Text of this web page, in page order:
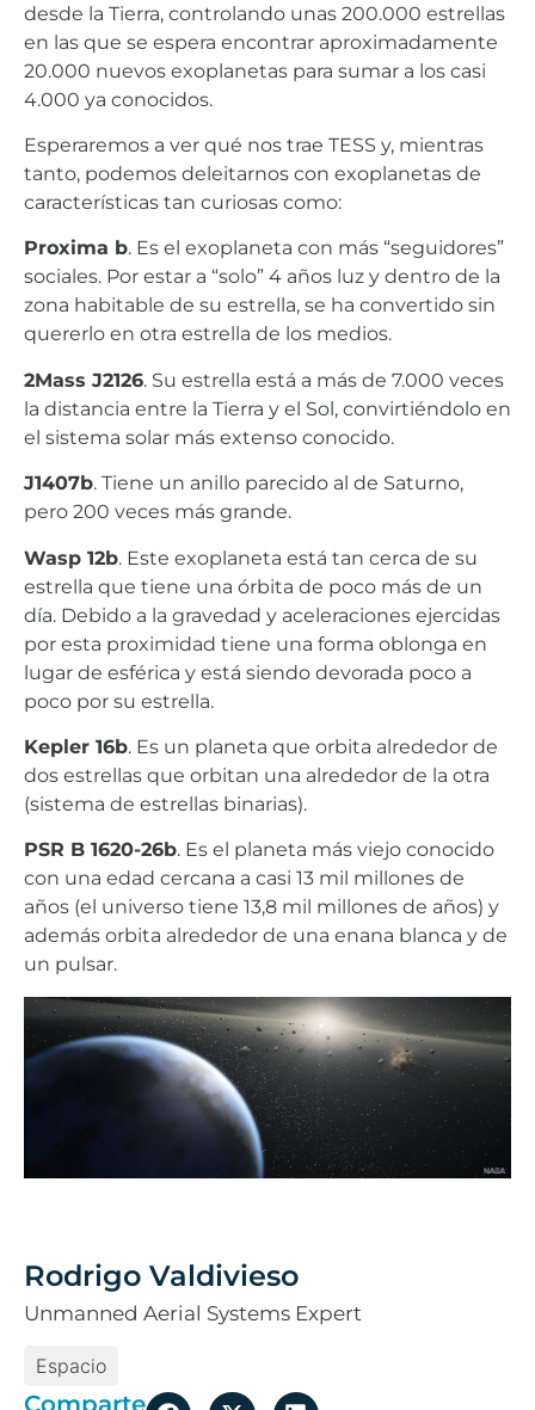
desde la Tierra, controlando unas 200.000 estrellas
en las que se espera encontrar aproximadamente
20.000 nuevos exoplanetas para sumar a los casi
4.000 ya conocidos.
Esperaremos a ver qué nos trae TESS y, mientras
tanto, podemos deleitarnos con exoplanetas de
características tan curiosas como:
Proxima b. Es el exoplaneta con más “seguidores”
sociales. Por estar a “solo” 4 años luz y dentro de la
zona habitable de su estrella, se ha convertido sin
quererlo en otra estrella de los medios.
2Mass J2126. Su estrella está a más de 7.000 veces
la distancia entre la Tierra y el Sol, convirtiéndolo en
el sistema solar más extenso conocido.
J1407b. Tiene un anillo parecido al de Saturno,
pero 200 veces más grande.
Wasp 12b. Este exoplaneta está tan cerca de su
estrella que tiene una órbita de poco más de un
día. Debido a la gravedad y aceleraciones ejercidas
por esta proximidad tiene una forma oblonga en
lugar de esférica y está siendo devorada poco a
poco por su estrella.
Kepler 16b. Es un planeta que orbita alrededor de
dos estrellas que orbitan una alrededor de la otra
(sistema de estrellas binarias).
PSR B 1620-26b. Es el planeta más viejo conocido
con una edad cercana a casi 13 mil millones de
años (el universo tiene 13,8 mil millones de años) y
además orbita alrededor de una enana blanca y de
un pulsar.
Rodrigo Valdivieso
Unmanned Aerial Systems Expert
Espacio
Comparte